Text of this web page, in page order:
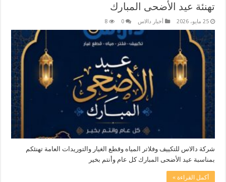
تهنئة عيد الأضحى المبارك
25 مايو، 2026 أخبار دالاس 0
8
شركة دالاس للتكييف وفلاتر المياه وقطع الغيار والتوريدات العامة تهنئكم
بمناسبة عيد الأضحى المبارك كل عام وأنتم بخير
أكمل القراءة »